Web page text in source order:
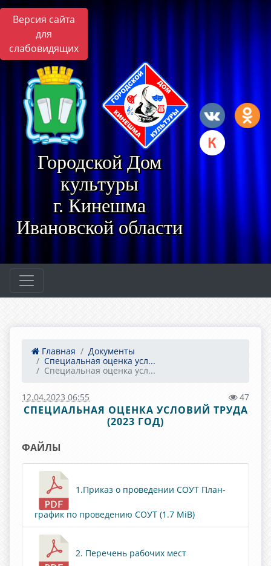
Версия сайта
для
слабовидящих
Городской Дом
культуры
г. Кинешма
Ивановской области
Главная
Документы
Специальная оценка усл...
Специальная оценка усл...
12.04.2023 06:55 47
СПЕЦИАЛЬНАЯ ОЦЕНКА УСЛОВИЙ ТРУДА
(2023 ГОД)
ФАЙЛЫ
1.Приказ о проведении СОУТ План-
график по проведению СОУТ (1.7 MiB)
2. Перечень рабочих мест